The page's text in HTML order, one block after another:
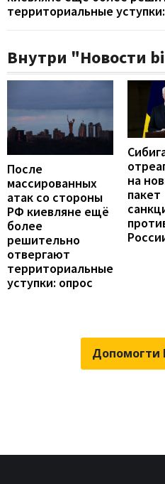
территориальные
Внутри "Новости
После
массированных
атак со стороны
РФ киевляне ещё
более
решительно
отвергают
территориальные
уступки: опрос
на
пакет
Допомогти